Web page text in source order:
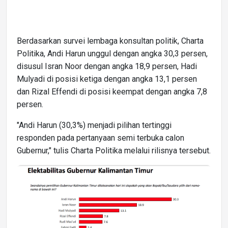
Berdasarkan survei lembaga konsultan politik, Charta
Politika, Andi Harun unggul dengan angka 30,3 persen,
disusul Isran Noor dengan angka 18,9 persen, Hadi
Mulyadi di posisi ketiga dengan angka 13,1 persen
dan Rizal Effendi di posisi keempat dengan angka 7,8
persen.
"Andi Harun (30,3%) menjadi pilihan tertinggi
responden pada pertanyaan semi terbuka calon
Gubernur," tulis Charta Politika melalui rilisnya tersebut.